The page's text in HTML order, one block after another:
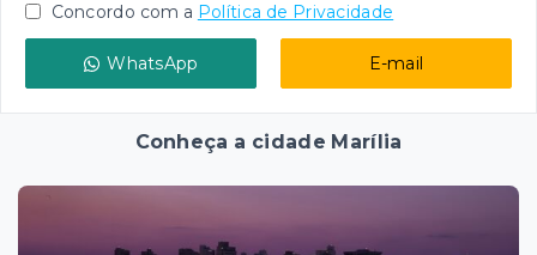
Concordo com a Política de Privacidade
WhatsApp E-mail
Conheça a cidade Marília